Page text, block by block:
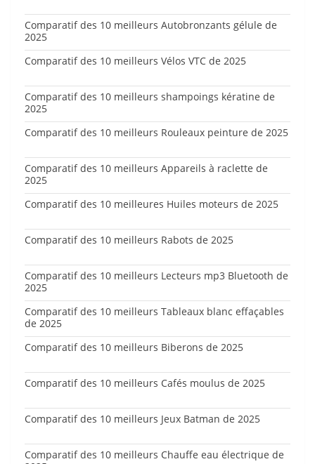
Comparatif des 10 meilleurs Autobronzants gélule de
2025
Comparatif des 10 meilleurs Vélos VTC de 2025
Comparatif des 10 meilleurs shampoings kératine de
2025
Comparatif des 10 meilleurs Rouleaux peinture de 2025
Comparatif des 10 meilleurs Appareils à raclette de
2025
Comparatif des 10 meilleures Huiles moteurs de 2025
Comparatif des 10 meilleurs Rabots de 2025
Comparatif des 10 meilleurs Lecteurs mp3 Bluetooth de
2025
Comparatif des 10 meilleurs Tableaux blanc effaçables
de 2025
Comparatif des 10 meilleurs Biberons de 2025
Comparatif des 10 meilleurs Cafés moulus de 2025
Comparatif des 10 meilleurs Jeux Batman de 2025
Comparatif des 10 meilleurs Chauffe eau électrique de